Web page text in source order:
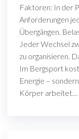
Faktoren: In der
Anforderungen
Übergängen.
Jeder Wechsel
zu organisieren.
Im Bergsport
Energie –
Körper arbeitet…